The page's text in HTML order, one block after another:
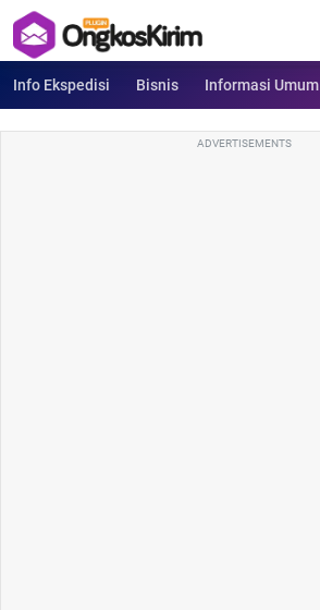
Info Ekspedisi Bisnis Informasi Umum
ADVERTISEMENTS